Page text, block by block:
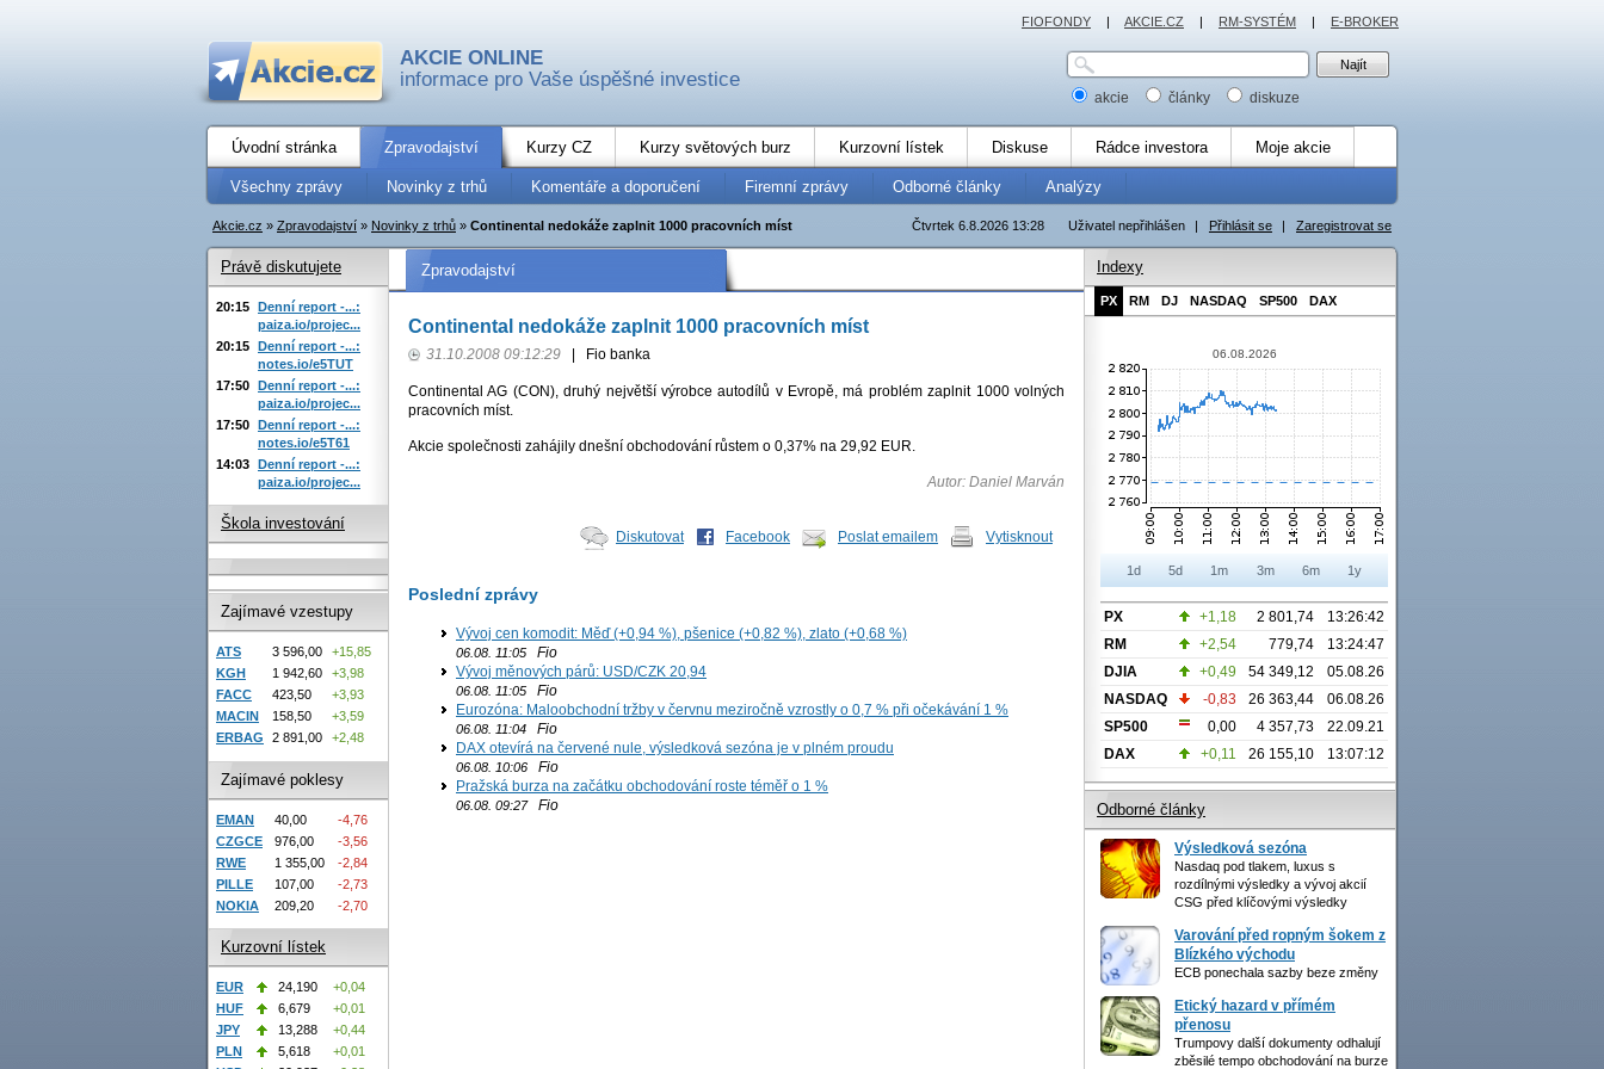
AKCIE ONLINE
informace pro Vaše úspěšné investice
akcie články diskuze
Úvodní stránka Zpravodajství Kurzy CZ Kurzy světových burz Kurzovní lístek Diskuse Rádce investora Moje akcie
Všechny zprávy Novinky z trhů Komentáře a doporučení Firemní zprávy Odborné články Analýzy
Uživatel nepřihlášen | Přihlásit se | Zaregistrovat se
Čtvrtek 6.8.2026 13:28
Akcie.cz » Zpravodajství » Novinky z trhů » Continental nedokáže zaplnit 1000 pracovních míst
Zpravodajství
Continental nedokáže zaplnit 1000 pracovních míst
31.10.2008 09:12:29 Fio banka
Continental AG (CON), druhý největší výrobce autodílů v Evropě, má problém zaplnit 1000 volných
pracovních míst.
Akcie společnosti zahájily dnešní obchodování růstem o 0,37% na 29,92 EUR.
Autor: Daniel Marván
Diskutovat Facebook Poslat emailem Vytisknout
Poslední zprávy
Vývoj cen komodit: Měď (+0,94 %), pšenice (+0,82 %), zlato (+0,68 %)
06.08. 11:05 Fio
Vývoj měnových párů: USD/CZK 20,94
06.08. 11:05 Fio
Eurozóna: Maloobchodní tržby v červnu meziročně vzrostly o 0,7 % při očekávání 1 %
06.08. 11:04 Fio
DAX otevírá na červené nule, výsledková sezóna je v plném proudu
06.08. 10:06 Fio
Pražská burza na začátku obchodování roste téměř o 1 %
06.08. 09:27Fio
Právě diskutujete
20:15 Denní report -...:
paiza.io/projec...
20:15 Denní report -...:
notes.io/e5TUT
17:50 Denní report -...:
paiza.io/projec...
17:50 Denní report -...:
notes.io/e5T61
14:03 Denní report -...:
paiza.io/projec...
Škola investování
Zajímavé vzestupy
ATS 3 596,00
+15,85
KGH
1 942,60
+3,98
FACC
423,50
+3,93
MACIN
158,50
+3,59
ERBAG
2 891,00 +2,48
Zajímavé poklesy
EMAN 40,00
-4,76
CZGCE
976,00
-3,56
RWE
1 355,00
-2,84
PILLE
107,00
-2,73
NOKIA
209,20 -2,70
Kurzovní lístek
EUR 24,190
+0,04
HUF
6,679
+0,01
JPY
13,288
+0,44
PLN
5,618
+0,01
Indexy
PX RM DJ NASDAQ SP500 DAX
06.08.2026
1d 5d 1m 3m 6m 1y
PX +1,18 2 801,74
13:26:42
RM
+2,54 779,74
13:24:47
DJIA
+0,49 54 349,12
05.08.26
NASDAQ
-0,83 26 363,44
06.08.26
SP500
0,00 4 357,73
22.09.21
DAX
+0,11 26 155,10 13:07:12
Odborné články
Výsledková sezóna
Nasdaq pod tlakem, luxus s
rozdílnými výsledky a vývoj akcií
CSG před klíčovými výsledky
Varování před ropným šokem z
Blízkého východu
ECB ponechala sazby beze změny
Etický hazard v přímém
přenosu
Trumpovy další dokumenty odhalují
zběsilé tempo obchodování na burze
FIOFONDY | AKCIE.CZ | RM-SYSTÉM | E-BROKER